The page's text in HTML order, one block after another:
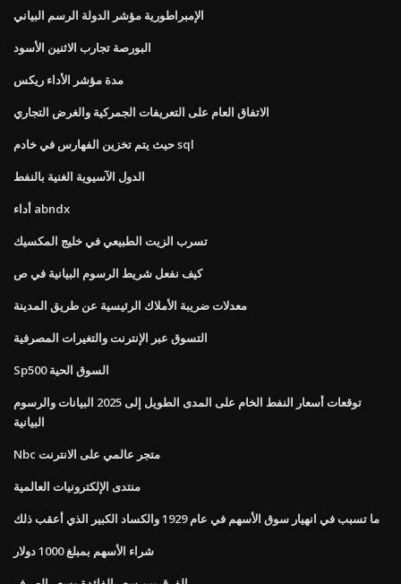
الإمبراطورية مؤشر الدولة الرسم البياني
البورصة تجارب الاثنين الأسود
مدة مؤشر الأداء ريكس
الاتفاق العام على التعريفات الجمركية والغرض التجاري
حيث يتم تخزين الفهارس في خادم sql
الدول الآسيوية الغنية بالنفط
أداء abndx
تسرب الزيت الطبيعي في خليج المكسيك
كيف نفعل شريط الرسوم البيانية في ص
معدلات ضريبة الأملاك الرئيسية عن طريق المدينة
التسوق عبر الإنترنت والتغيرات المصرفية
Sp500 السوق الحية
توقعات أسعار النفط الخام على المدى الطويل إلى 2025 البيانات والرسوم
البيانية
Nbc متجر عالمي على الانترنت
منتدى الإلكترونيات العالمية
ما تسبب في انهيار سوق الأسهم في عام 1929 والكساد الكبير الذي أعقب ذلك
شراء الأسهم بمبلغ 1000 دولار